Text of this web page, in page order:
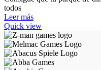
todos
Leer más
Quick view